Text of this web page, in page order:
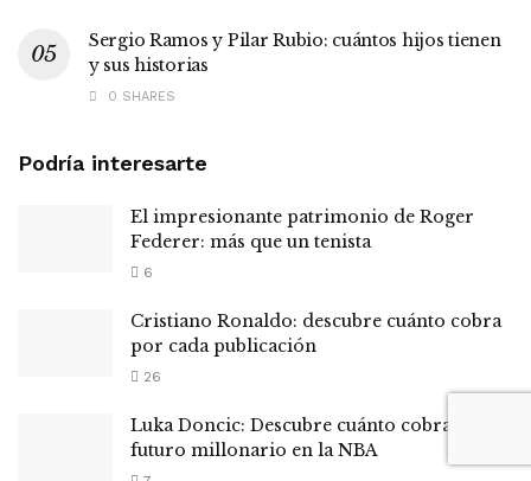
Sergio Ramos y Pilar Rubio: cuántos hijos tienen
y sus historias
0 SHARES
Podría interesarte
El impresionante patrimonio de Roger
Federer: más que un tenista
6
Cristiano Ronaldo: descubre cuánto cobra
por cada publicación
26
Luka Doncic: Descubre cuánto cobra y su
futuro millonario en la NBA